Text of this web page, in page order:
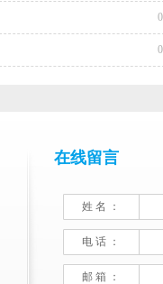
在线留言
姓 名 ：
电 话 ：
邮 箱 ：